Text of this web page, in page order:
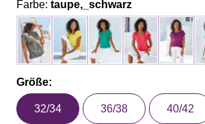
Farbe: taupe,_schwarz
Größe:
32/34 36/38 40/42